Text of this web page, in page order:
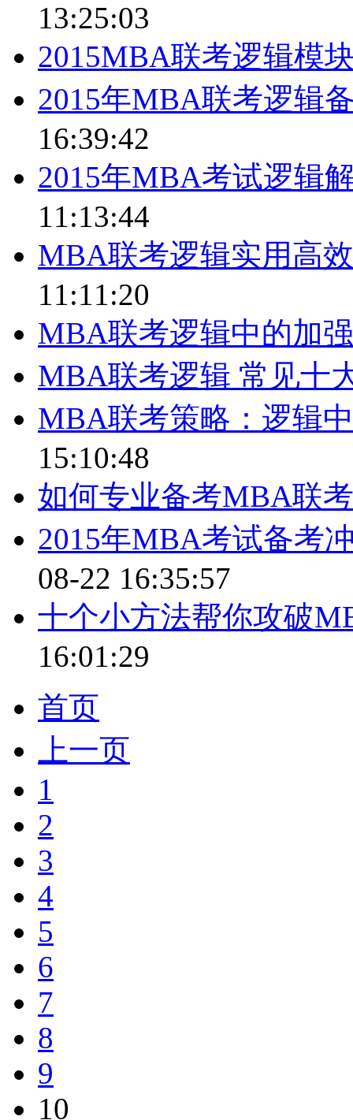
13:25:03
2015MBA联考逻辑模
2015年MBA联考逻辑
16:39:42
2015年MBA考试逻辑
11:13:44
MBA联考逻辑实用高
11:11:20
MBA联考逻辑中的加
MBA联考逻辑 常见十
MBA联考策略：逻辑
15:10:48
如何专业备考MBA联
2015年MBA考试备考
08-22 16:35:57
十个小方法帮你攻破
16:01:29
首页
上一页
1
2
3
4
5
6
7
8
9
10